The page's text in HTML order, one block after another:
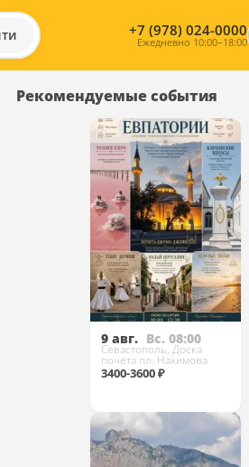
+7 (978) 024-0000
Ежедневно 10:00–18:00
Рекомендуемые события
9 авг. Вс. 08:00
Севастополь, Доска
почета пл. Нахимова
3400-3600 ₽
Купить